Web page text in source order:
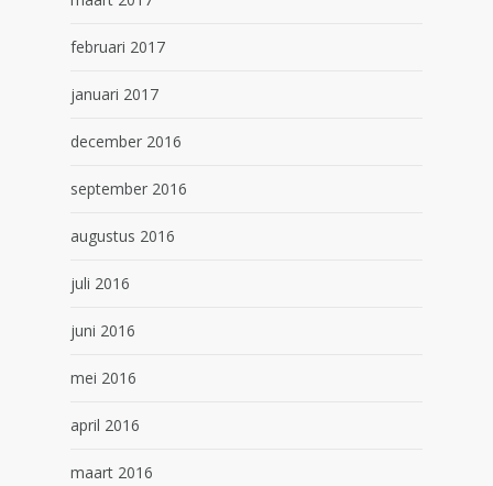
februari 2017
januari 2017
december 2016
september 2016
augustus 2016
juli 2016
juni 2016
mei 2016
april 2016
maart 2016